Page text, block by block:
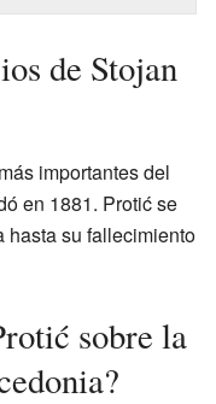
de Stojan
importantes del
en 1881. Protić se
hasta su fallecimiento
sobre la